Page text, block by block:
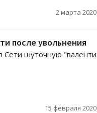
2 марта
после увольнения
Сети шуточную
15 февраля